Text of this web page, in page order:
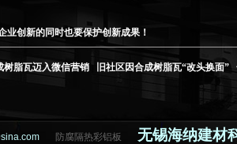
业创新的同时也要保护创新成果！
树脂瓦迈入微信营销 旧社区因合成树脂瓦“改头换面”
防腐隔热彩铝板
无锡海纳建材